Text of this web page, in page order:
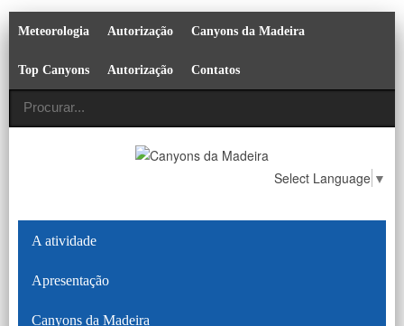
Meteorologia Autorização Canyons da Madeira
Top Canyons Autorização Contatos
Select Language ▼
A atividade
Apresentação
Canyons da Madeira